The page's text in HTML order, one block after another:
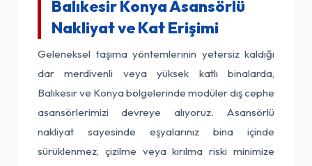
Balıkesir Konya Asansörlü
Nakliyat ve Kat Erişimi
Geleneksel taşıma yöntemlerinin yetersiz kaldığı
dar merdivenli veya yüksek katlı binalarda,
Balıkesir ve Konya bölgelerinde modüler dış cephe
asansörlerimizi devreye alıyoruz. Asansörlü
nakliyat sayesinde eşyalarınız bina içinde
sürüklenmez, çizilme veya kırılma riski minimize